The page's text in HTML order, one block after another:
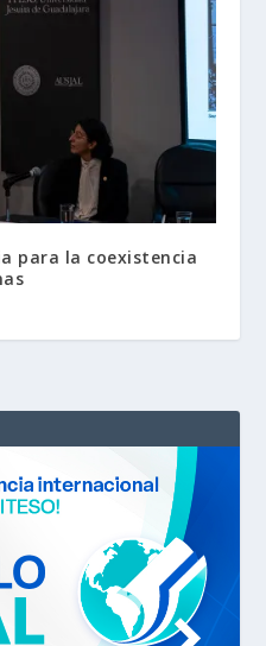
para la coexistencia